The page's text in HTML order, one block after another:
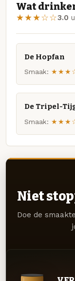
Wat
★★★☆☆3.0
De Hopfan
Smaak:
De Tripel-
Smaak:
Niet
Doe de